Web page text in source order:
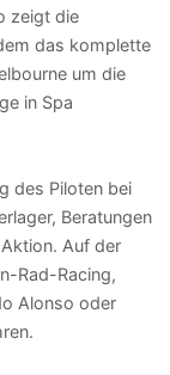
zeigt die
das komplette
um die
in Spa
des Piloten bei
Beratungen
Auf der
Rad-Racing,
Alonso oder